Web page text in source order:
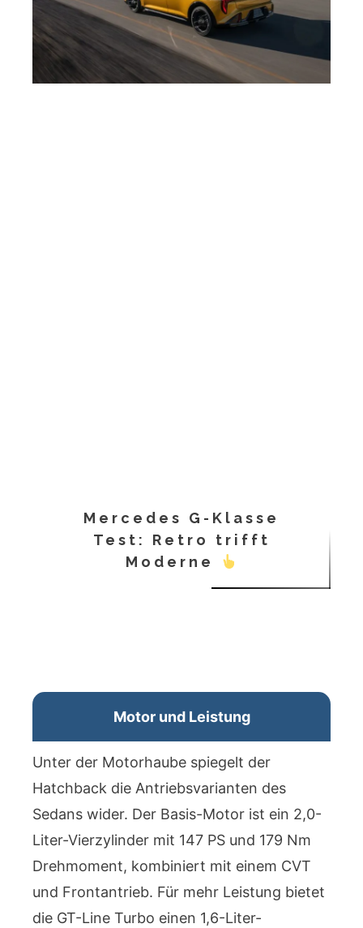
Mercedes G-Klasse
Test: Retro trifft
Moderne
Motor und Leistung
Unter der Motorhaube spiegelt der
Hatchback die Antriebsvarianten des
Sedans wider. Der Basis-Motor ist ein 2,0-
Liter-Vierzylinder mit 147 PS und 179 Nm
Drehmoment, kombiniert mit einem CVT
und Frontantrieb. Für mehr Leistung bietet
die GT-Line Turbo einen 1,6-Liter-